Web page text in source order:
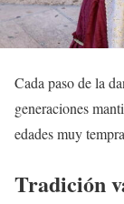
Cada paso de la
generaciones
edades muy
Tradición